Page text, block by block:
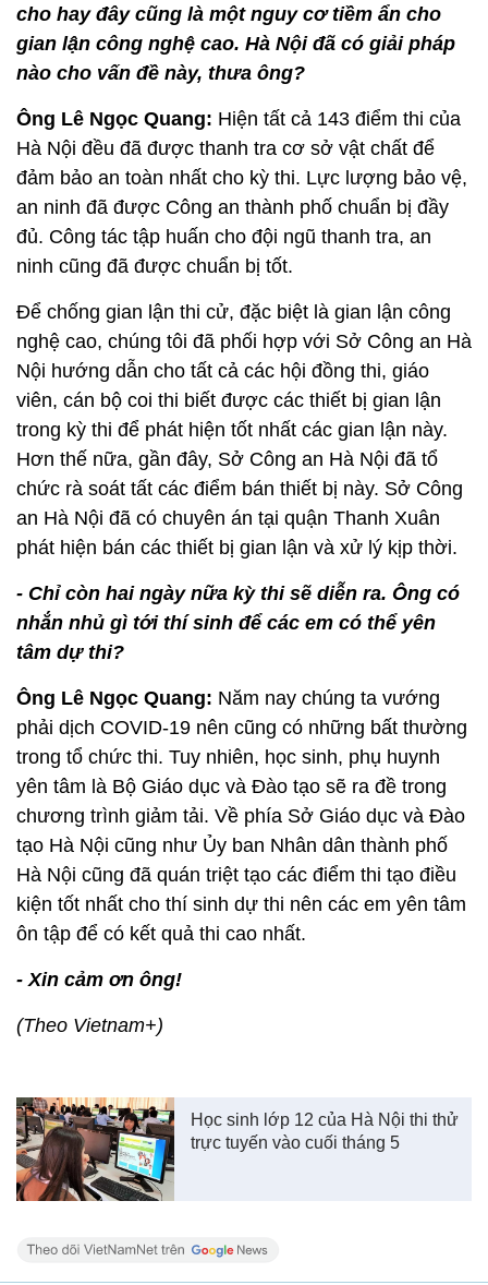
cho hay đây cũng là một nguy cơ tiềm ẩn cho
gian lận công nghệ cao. Hà Nội đã có giải pháp
nào cho vấn đề này, thưa ông?
Ông Lê Ngọc Quang: Hiện tất cả 143 điểm thi của
Hà Nội đều đã được thanh tra cơ sở vật chất để
đảm bảo an toàn nhất cho kỳ thi. Lực lượng bảo vệ,
an ninh đã được Công an thành phố chuẩn bị đầy
đủ. Công tác tập huấn cho đội ngũ thanh tra, an
ninh cũng đã được chuẩn bị tốt.
Để chống gian lận thi cử, đặc biệt là gian lận công
nghệ cao, chúng tôi đã phối hợp với Sở Công an Hà
Nội hướng dẫn cho tất cả các hội đồng thi, giáo
viên, cán bộ coi thi biết được các thiết bị gian lận
trong kỳ thi để phát hiện tốt nhất các gian lận này.
Hơn thế nữa, gần đây, Sở Công an Hà Nội đã tổ
chức rà soát tất các điểm bán thiết bị này. Sở Công
an Hà Nội đã có chuyên án tại quận Thanh Xuân
phát hiện bán các thiết bị gian lận và xử lý kịp thời.
- Chỉ còn hai ngày nữa kỳ thi sẽ diễn ra. Ông có
nhắn nhủ gì tới thí sinh để các em có thể yên
tâm dự thi?
Ông Lê Ngọc Quang: Năm nay chúng ta vướng
phải dịch COVID-19 nên cũng có những bất thường
trong tổ chức thi. Tuy nhiên, học sinh, phụ huynh
yên tâm là Bộ Giáo dục và Đào tạo sẽ ra đề trong
chương trình giảm tải. Về phía Sở Giáo dục và Đào
tạo Hà Nội cũng như Ủy ban Nhân dân thành phố
Hà Nội cũng đã quán triệt tạo các điểm thi tạo điều
kiện tốt nhất cho thí sinh dự thi nên các em yên tâm
ôn tập để có kết quả thi cao nhất.
- Xin cảm ơn ông!
(Theo Vietnam+)
Học sinh lớp 12 của Hà Nội thi thử
trực tuyến vào cuối tháng 5